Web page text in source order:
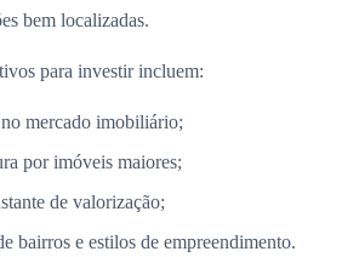
bem localizadas.
para investir incluem:
mercado imobiliário;
por imóveis maiores;
de valorização;
bairros e estilos de empreendimento.